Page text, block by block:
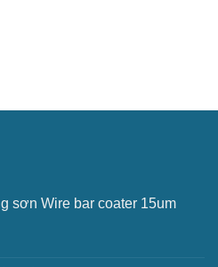
sơn Wire bar coater 15um